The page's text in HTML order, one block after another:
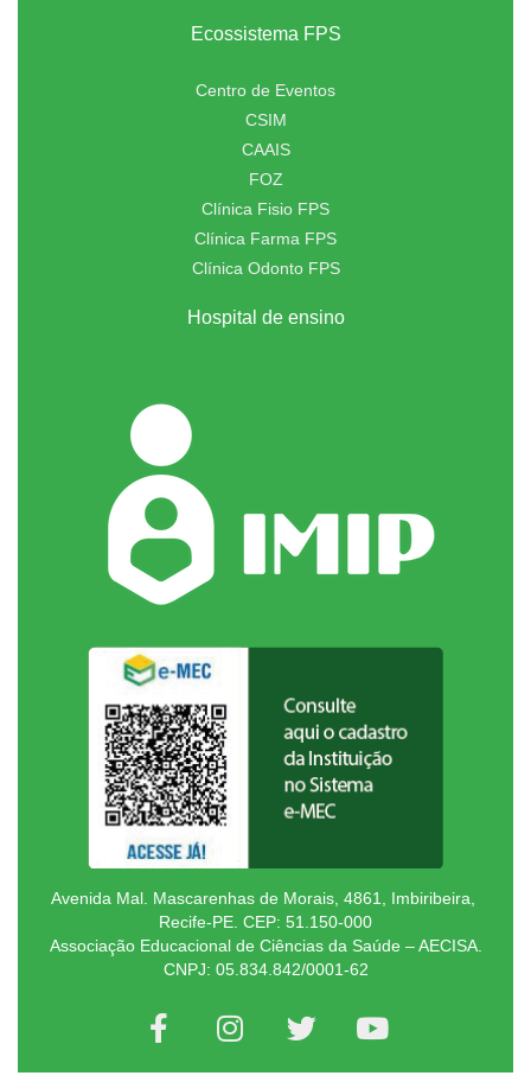
Ecossistema FPS
Centro de Eventos
CSIM
CAAIS
FOZ
Clínica Fisio FPS
Clínica Farma FPS
Clínica Odonto FPS
Hospital de ensino
Avenida Mal. Mascarenhas de Morais, 4861, Imbiribeira,
Recife-PE. CEP: 51.150-000
Associação Educacional de Ciências da Saúde – AECISA.
CNPJ: 05.834.842/0001-62